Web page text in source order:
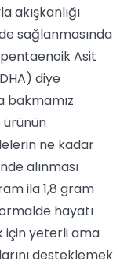
akışkanlığı
sağlanmasında
Asit
diye
bakmamız
ürünün
ne kadar
alınması
ila 1,8 gram
hayatı
için yeterli ama
desteklemek